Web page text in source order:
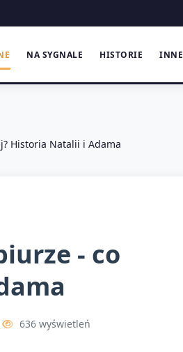
NA SYGNALE HISTORIE INNE
Historia Natalii i Adama
- co
636 wyświetleń